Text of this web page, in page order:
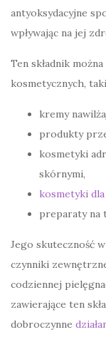
antyoksydacyjne
wpływając na jej
Ten składnik
kosmetycznych,
kremy
produkty
kosmetyki
skórnymi,
kosmetyki
preparaty na
Jego skuteczność
czynniki
codziennej
zawierające ten
dobroczynne